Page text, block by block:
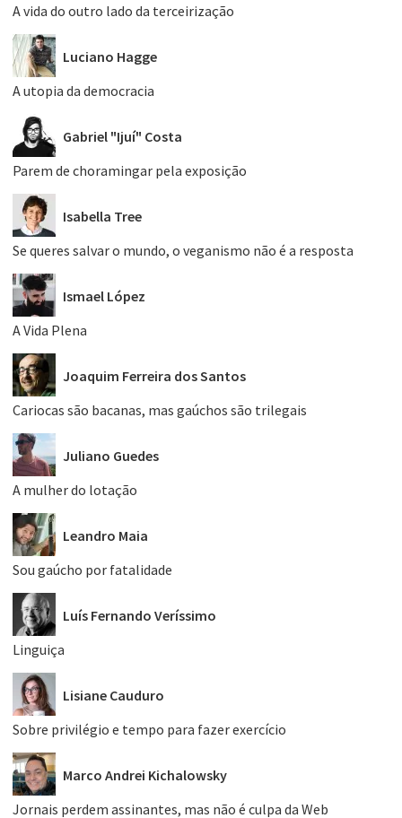
A vida do outro lado da terceirização
Luciano Hagge
A utopia da democracia
Gabriel "Ijuí" Costa
Parem de choramingar pela exposição
Isabella Tree
Se queres salvar o mundo, o veganismo não é a resposta
Ismael López
A Vida Plena
Joaquim Ferreira dos Santos
Cariocas são bacanas, mas gaúchos são trilegais
Juliano Guedes
A mulher do lotação
Leandro Maia
Sou gaúcho por fatalidade
Luís Fernando Veríssimo
Linguiça
Lisiane Cauduro
Sobre privilégio e tempo para fazer exercício
Marco Andrei Kichalowsky
Jornais perdem assinantes, mas não é culpa da Web